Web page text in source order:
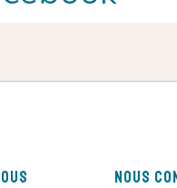
Nous